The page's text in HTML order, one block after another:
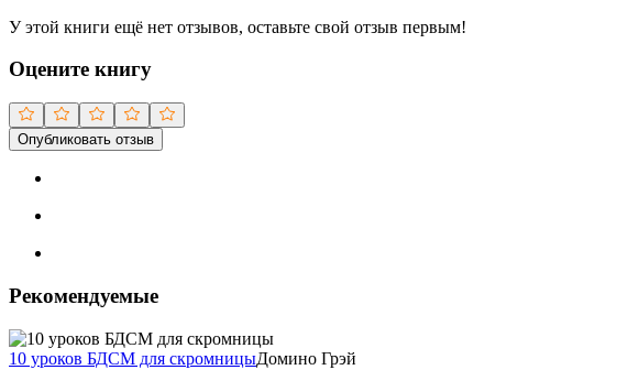
У этой книги ещё нет отзывов, оставьте свой отзыв первым!
Оцените книгу
Опубликовать отзыв
Рекомендуемые
10 уроков БДСМ для скромницыДомино Грэй